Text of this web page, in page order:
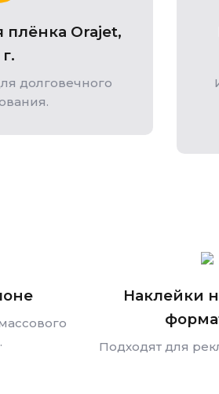
Orajet,
долговечного
Наклейки
Подходят для